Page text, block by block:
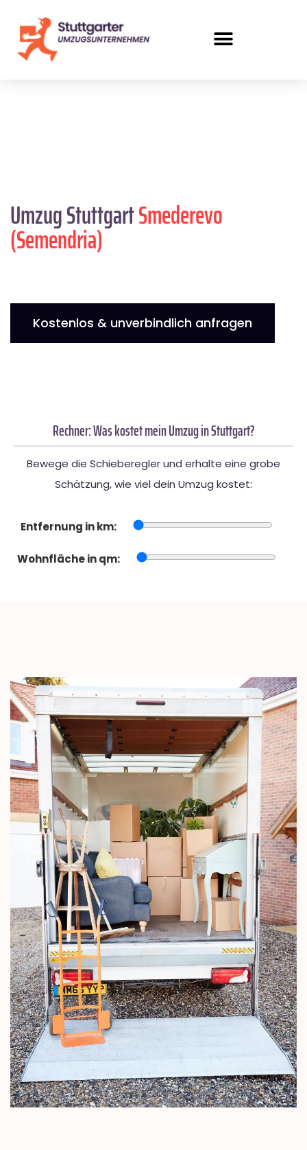
Umzug StuttgartSmederevo
(Semendria)
Kostenlos & unverbindlich anfragen
Rechner: Was kostet mein Umzug in Stuttgart?
Bewege die Schieberegler und erhalte eine grobe
Schätzung, wie viel dein Umzug kostet:
Entfernung in km:
Wohnfläche in qm: